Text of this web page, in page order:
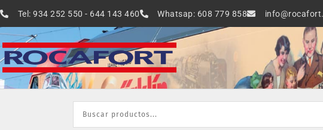
al
contenido
Tel: 934 252 550 - 644 143 460 Whatsap: 608 779 858